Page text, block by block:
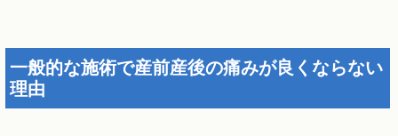
一般的な施術で産前産後の痛みが良くならない
理由